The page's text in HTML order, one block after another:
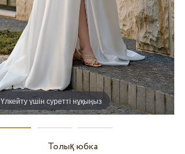
Үлкейту үшін суретті нұқыңыз
Толық юбка